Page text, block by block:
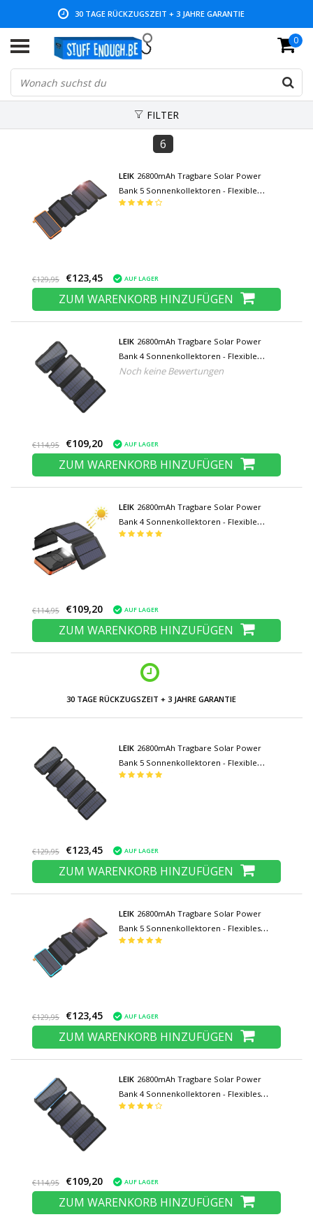
30 TAGE RÜCKZUGSZEIT + 3 JAHRE GARANTIE
NIEDRIGE PREISE UND GROSSE AUSWAHL 0
FILTER
6
LEIK 26800mAh Tragbare Solar Power
Bank 5 Sonnenkollektoren - Flexible
Solarenergie Batterieladegerät 7.5W Sun
€129,95 €123,45 AUF LAGER
ZUM WARENKORB HINZUFÜGEN
LEIK 26800mAh Tragbare Solar Power
Bank 4 Sonnenkollektoren - Flexible
Solarenergie Batterieladegerät 7.5W Sun
Noch keine Bewertungen
€114,95 €109,20 AUF LAGER
ZUM WARENKORB HINZUFÜGEN
LEIK 26800mAh Tragbare Solar Power
Bank 4 Sonnenkollektoren - Flexible
Solarenergie Batterieladegerät 7.5W Sun
€114,95 €109,20 AUF LAGER
ZUM WARENKORB HINZUFÜGEN
30 TAGE RÜCKZUGSZEIT + 3 JAHRE GARANTIE
LEIK 26800mAh Tragbare Solar Power
Bank 5 Sonnenkollektoren - Flexible
Solarenergie Batterieladegerät 7.5W Sun
€129,95 €123,45 AUF LAGER
ZUM WARENKORB HINZUFÜGEN
LEIK 26800mAh Tragbare Solar Power
Bank 5 Sonnenkollektoren - Flexibles
Solar Power Ladegerät 7.5W Sun Blue
€129,95 €123,45 AUF LAGER
ZUM WARENKORB HINZUFÜGEN
LEIK 26800mAh Tragbare Solar Power
Bank 4 Sonnenkollektoren - Flexibles
Solarenergie-Ladegerät 7.5W Sun Blue
€114,95 €109,20 AUF LAGER
ZUM WARENKORB HINZUFÜGEN